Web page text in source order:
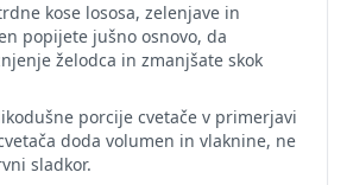
kose lososa, zelenjave in
popijete jušno osnovo, da
želodca in zmanjšate skok
porcije cvetače v primerjavi
doda volumen in vlaknine, ne
sladkor.